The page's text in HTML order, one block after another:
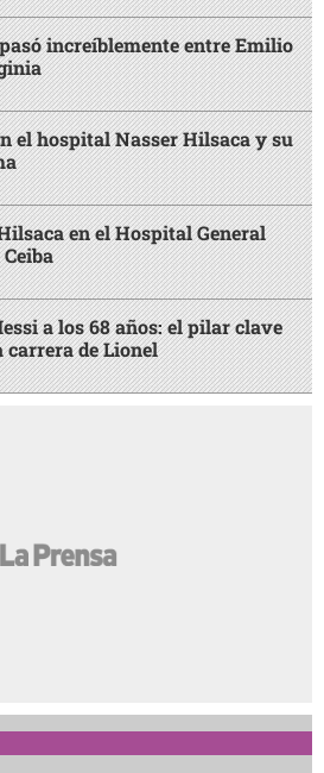
increíblemente entre Emilio
el hospital Nasser Hilsaca y su
en el Hospital General
a los 68 años: el pilar clave
carrera de Lionel